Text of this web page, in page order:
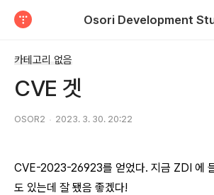
Osori Development
카테고리 없음
CVE 겟
OSOR2 2023. 3. 30. 20:22
CVE-2023-26923를 얻었다. 지금 ZDI 에
도 있는데 잘 됐음 좋겠다!